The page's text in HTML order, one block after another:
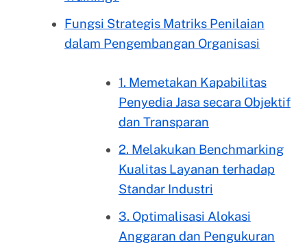
Fungsi Strategis Matriks Penilaian
dalam Pengembangan Organisasi
1. Memetakan Kapabilitas
Penyedia Jasa secara Objektif
dan Transparan
2. Melakukan Benchmarking
Kualitas Layanan terhadap
Standar Industri
3. Optimalisasi Alokasi
Anggaran dan Pengukuran